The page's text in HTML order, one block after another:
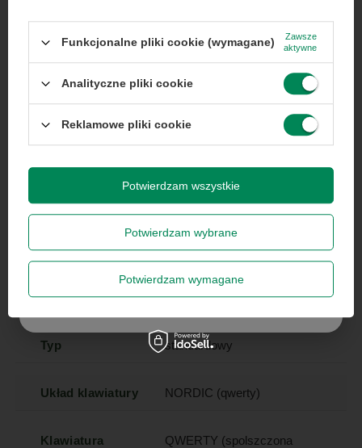
Seria Latitude
Gwarancja
Gwarancja na 12
miesięcy
Stan Używany
Marka Dell
Model Latitude 5420
Typ standardowy
Układ klawiatury NORDIC (qwerty)
Klawiatura
QWERTY (spolszczona
...lub zadzwoń od razu, aby odebrać
przy zamówieniu telefonicznym
50 zł rabatu!
Rabat 50 zł przy zamówieniach powyżej 300 zł. Oferta
obejmuje zamówień hurtowych.
na potrzeby newslettera. Więcej wpolityce
Zapisz się
Funkcjonalne pliki cookie (wymagane)
Zawsze
aktywne
Analityczne pliki cookie
Reklamowe pliki cookie
Potwierdzam wybrane
Potwierdzam wymagane
Potwierdzam wszystkie